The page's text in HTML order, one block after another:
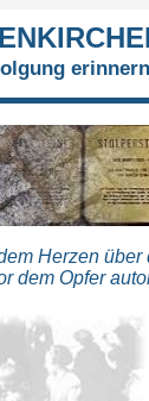
erinnern
Herzen
dem Opfer